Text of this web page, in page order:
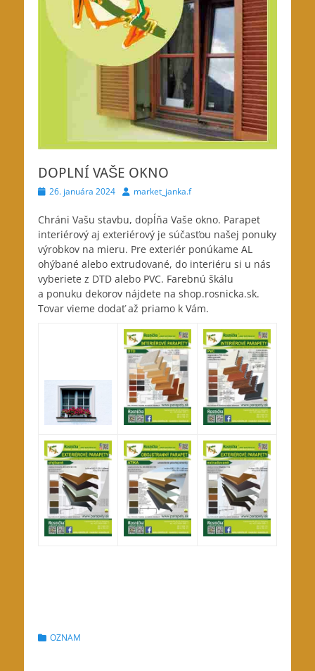
DOPLNÍ VAŠE OKNO
Posted26. januára 2024 Authormarket_janka.f
Chráni Vašu stavbu, dopĺňa Vaše okno. Parapet
interiérový aj exteriérový je súčasťou našej ponuky
výrobkov na mieru. Pre exteriér ponúkame AL
ohýbané alebo extrudované, do interiéru si u nás
vyberiete z DTD alebo PVC. Farebnú škálu
a ponuku dekorov nájdete na shop.rosnicka.sk.
Tovar vieme dodať až priamo k Vám.
Categories
OZNAM